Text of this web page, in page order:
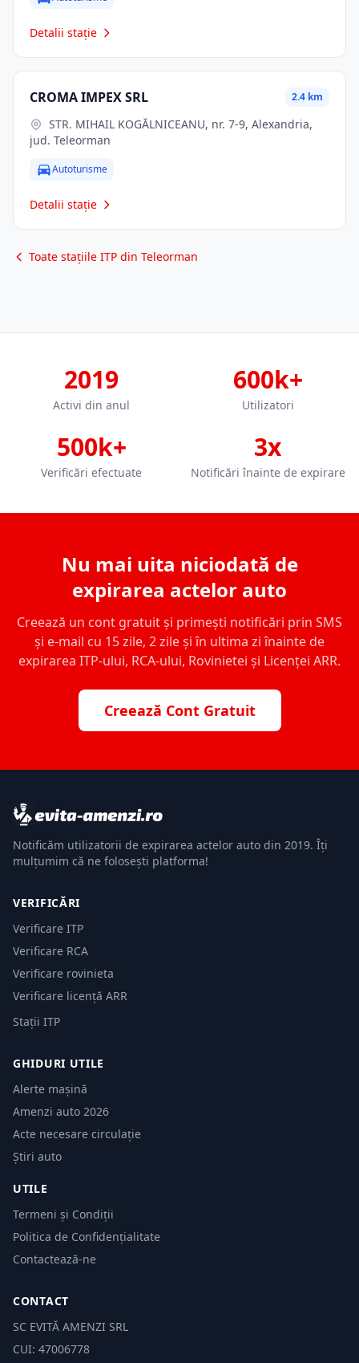
Detalii stație
CROMA IMPEX SRL 2.4 km
jud. Teleorman
Autoturisme
Detalii stație
Toate stațiile ITP din Teleorman
2019
Activi din anul
600k+
Utilizatori
500k+
Verificări efectuate
3x
Notificări înainte de expirare
Nu mai uita niciodată de
expirarea actelor auto
Creează un cont gratuit și primești notificări prin SMS
și e-mail cu 15 zile, 2 zile și în ultima zi înainte de
expirarea ITP-ului, RCA-ului, Rovinietei și Licenței ARR.
Creează Cont Gratuit
Notificăm utilizatorii de expirarea actelor auto din 2019. Îți
mulțumim că ne folosești platforma!
VERIFICĂRI
Verificare ITP
Verificare RCA
Verificare rovinieta
Verificare licență ARR
Stații ITP
GHIDURI UTILE
Alerte mașină
Amenzi auto 2026
Acte necesare circulație
Știri auto
UTILE
Termeni și Condiții
Politica de Confidențialitate
Contactează-ne
CONTACT
SC EVITĂ AMENZI SRL
CUI: 47006778